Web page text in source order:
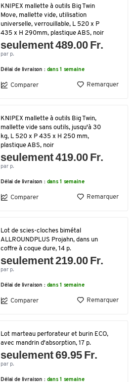
KNIPEX mallette à outils Big Twin
Move, mallette vide, utilisation
universelle, verrouillable, L 520 x P
435 x H 290mm, plastique ABS, noir
seulement 489.00 Fr.
par p.
Délai de livraison : dans 1 semaine
Comparer Remarquer
KNIPEX mallette à outils Big Twin,
mallette vide sans outils, jusqu'à 30
kg, L 520 x P 435 x H 250 mm,
plastique ABS, noir
seulement 419.00 Fr.
par p.
Délai de livraison : dans 1 semaine
Comparer Remarquer
Lot de scies-cloches bimétal
ALLROUNDPLUS Projahn, dans un
coffre à coque dure, 14 p.
seulement 219.00 Fr.
par p.
Délai de livraison : dans 1 semaine
Comparer Remarquer
Lot marteau perforateur et burin ECO,
avec mandrin d'absorption, 17 p.
seulement 69.95 Fr.
par p.
Délai de livraison : dans 1 semaine